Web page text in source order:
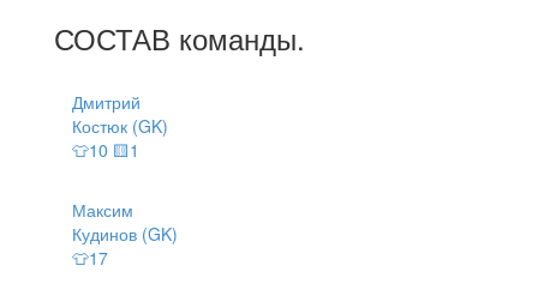
СОСТАВ команды.
Дмитрий
Костюк (GK)
👕10 🟨1
Максим
Кудинов (GK)
👕17